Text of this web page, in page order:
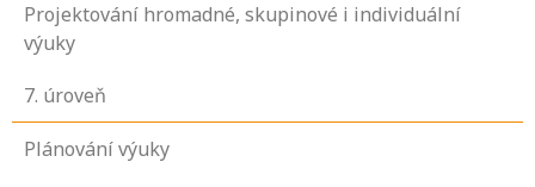
Projektování hromadné, skupinové i individuální
výuky
7. úroveň
Plánování výuky